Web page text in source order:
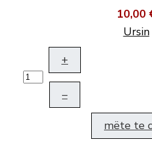
10,00
Ursin
+
–
mëte te